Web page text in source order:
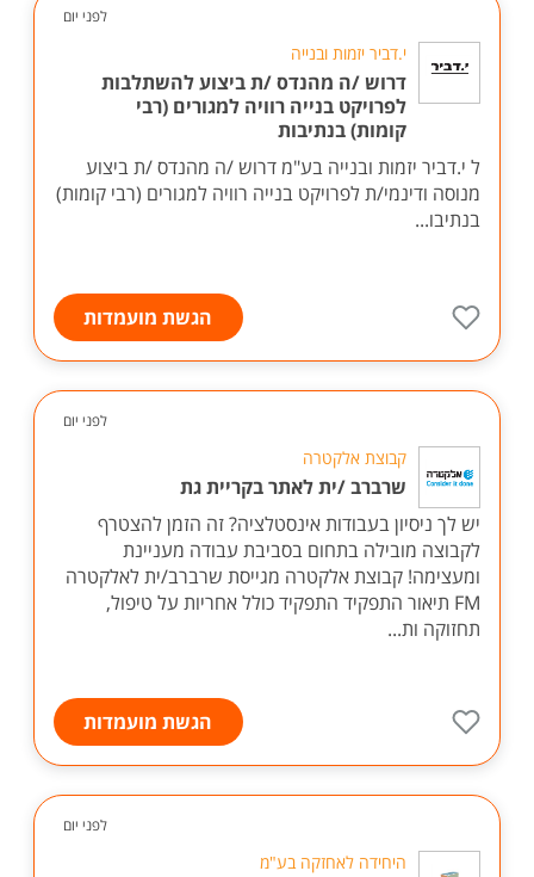
לפני יום
י.דביר יזמות ובנייה
דרוש /ה מהנדס /ת ביצוע להשתלבות
לפרויקט בנייה רוויה למגורים (רבי
קומות) בנתיבות
ל י.דביר יזמות ובנייה בע"מ דרוש /ה מהנדס /ת ביצוע
מנוסה ודינמי/ת לפרויקט בנייה רוויה למגורים (רבי קומות)
בנתיבו...
הגשת מועמדות
לפני יום
קבוצת אלקטרה
שרברב /ית לאתר בקריית גת
יש לך ניסיון בעבודות אינסטלציה? זה הזמן להצטרף
לקבוצה מובילה בתחום בסביבת עבודה מעניינת
ומעצימה! קבוצת אלקטרה מגייסת שרברב/ית לאלקטרה
FM תיאור התפקיד התפקיד כולל אחריות על טיפול,
תחזוקה ות...
הגשת מועמדות
לפני יום
היחידה לאחזקה בע"מ